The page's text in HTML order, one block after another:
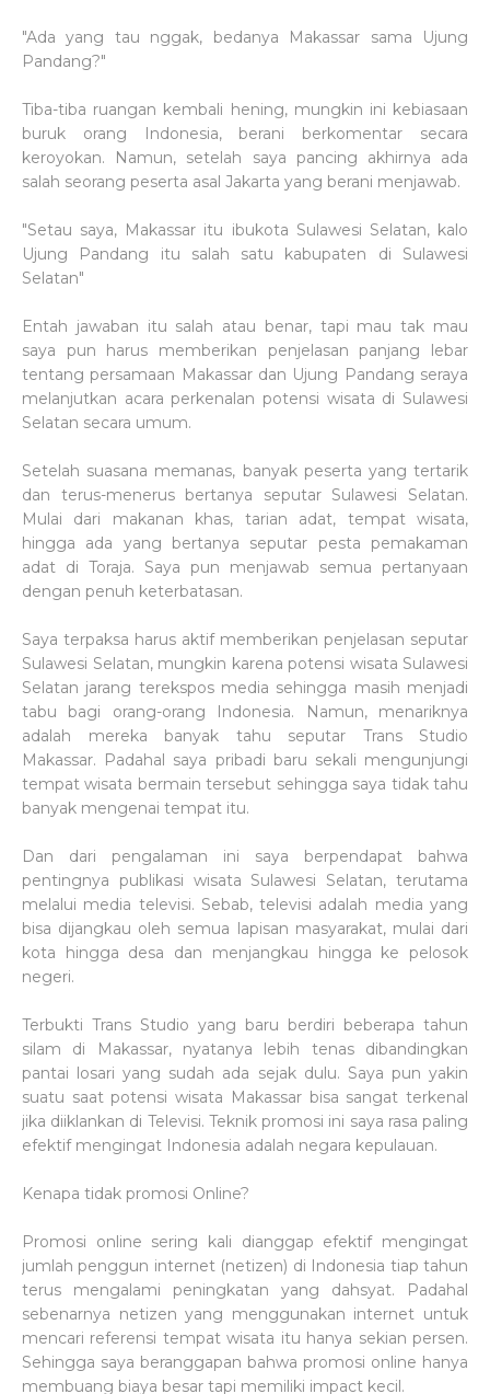
"Ada yang tau nggak, bedanya Makassar sama Ujung
Pandang?"
Tiba-tiba ruangan kembali hening, mungkin ini kebiasaan
buruk orang Indonesia, berani berkomentar secara
keroyokan. Namun, setelah saya pancing akhirnya ada
salah seorang peserta asal Jakarta yang berani menjawab.
"Setau saya, Makassar itu ibukota Sulawesi Selatan, kalo
Ujung Pandang itu salah satu kabupaten di Sulawesi
Selatan"
Entah jawaban itu salah atau benar, tapi mau tak mau
saya pun harus memberikan penjelasan panjang lebar
tentang persamaan Makassar dan Ujung Pandang seraya
melanjutkan acara perkenalan potensi wisata di Sulawesi
Selatan secara umum.
Setelah suasana memanas, banyak peserta yang tertarik
dan terus-menerus bertanya seputar Sulawesi Selatan.
Mulai dari makanan khas, tarian adat, tempat wisata,
hingga ada yang bertanya seputar pesta pemakaman
adat di Toraja. Saya pun menjawab semua pertanyaan
dengan penuh keterbatasan.
Saya terpaksa harus aktif memberikan penjelasan seputar
Sulawesi Selatan, mungkin karena potensi wisata Sulawesi
Selatan jarang terekspos media sehingga masih menjadi
tabu bagi orang-orang Indonesia. Namun, menariknya
adalah mereka banyak tahu seputar Trans Studio
Makassar. Padahal saya pribadi baru sekali mengunjungi
tempat wisata bermain tersebut sehingga saya tidak tahu
banyak mengenai tempat itu.
Dan dari pengalaman ini saya berpendapat bahwa
pentingnya publikasi wisata Sulawesi Selatan, terutama
melalui media televisi. Sebab, televisi adalah media yang
bisa dijangkau oleh semua lapisan masyarakat, mulai dari
kota hingga desa dan menjangkau hingga ke pelosok
negeri.
Terbukti Trans Studio yang baru berdiri beberapa tahun
silam di Makassar, nyatanya lebih tenas dibandingkan
pantai losari yang sudah ada sejak dulu. Saya pun yakin
suatu saat potensi wisata Makassar bisa sangat terkenal
jika diiklankan di Televisi. Teknik promosi ini saya rasa paling
efektif mengingat Indonesia adalah negara kepulauan.
Kenapa tidak promosi Online?
Promosi online sering kali dianggap efektif mengingat
jumlah penggun internet (netizen) di Indonesia tiap tahun
terus mengalami peningkatan yang dahsyat. Padahal
sebenarnya netizen yang menggunakan internet untuk
mencari referensi tempat wisata itu hanya sekian persen.
Sehingga saya beranggapan bahwa promosi online hanya
membuang biaya besar tapi memiliki impact kecil.